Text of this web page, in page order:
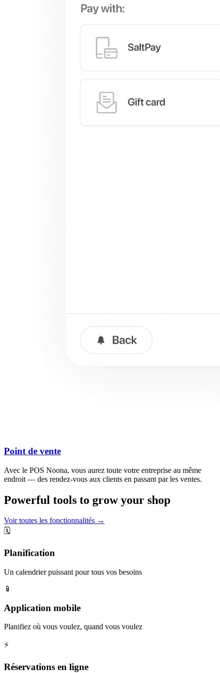
Point de vente
Avec le POS Noona, vous aurez toute votre entreprise au même
endroit — des rendez-vous aux clients en passant par les ventes.
Powerful tools to grow your shop
Voir toutes les fonctionnalités →
🗓️
Planification
Un calendrier puissant pour tous vos besoins
📱
Application mobile
Planifiez où vous voulez, quand vous voulez
⚡️
Réservations en ligne